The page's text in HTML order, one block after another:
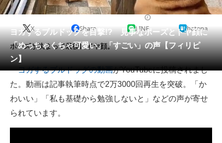
動物 リサーチ
会員記事
メディア
注目記事を集めた総合ページ
ITの今と未来を見通す
スマホと通信の最新トレンド
ヨガするブルドッグを目撃!? 見事なポーズとドヤ顔に
「めっちゃくちゃ可愛い」「すごい」の声【フィリピ
ン】
X Share LINE hatena
ポーズが決まって最後にドヤ顔。
ヨガするブルドッグの動画がYouTubeに投稿されまし
た。動画は記事執筆時点で2万3000回再生を突破。「か
わいい」「私も基礎から勉強しないと」などの声が寄せ
られています。